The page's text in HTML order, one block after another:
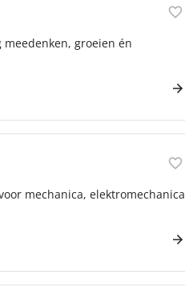
groeien én
mechanica, elektromechanica